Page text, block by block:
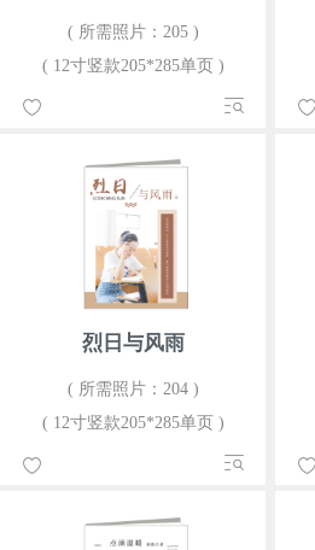
( 所需照片：205 )
( 12寸竖款205*285单页 )
烈日与风雨
( 所需照片：204 )
( 12寸竖款205*285单页 )